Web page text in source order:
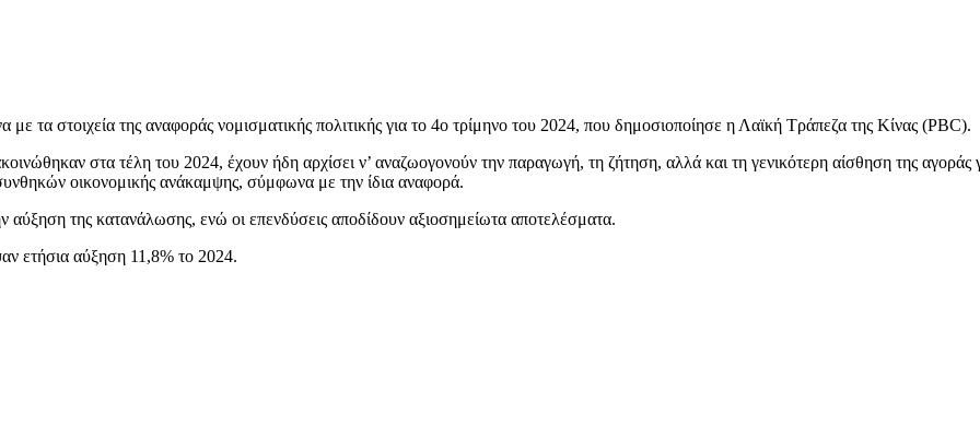
τα στοιχεία της αναφοράς νομισματικής πολιτικής για το 4ο τρίμηνο του 2024, που δημοσιοποίησε η Λαϊκή Τράπεζα της Κίνας (PBC).
στα τέλη του 2024, έχουν ήδη αρχίσει ν’ αναζωογονούν την παραγωγή, τη ζήτηση, αλλά και τη γενικότερη αίσθηση της αγοράς
οικονομικής ανάκαμψης, σύμφωνα με την ίδια αναφορά.
αύξηση της κατανάλωσης, ενώ οι επενδύσεις αποδίδουν αξιοσημείωτα αποτελέσματα.
ετήσια αύξηση 11,8% το 2024.